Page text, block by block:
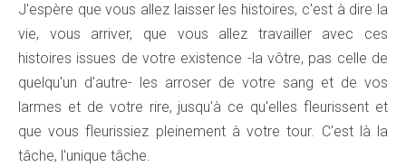
J'espère que vous allez laisser les histoires, c'est à dire la
vie, vous arriver, que vous allez travailler avec ces
histoires issues de votre existence -la vôtre, pas celle de
quelqu'un d'autre- les arroser de votre sang et de vos
larmes et de votre rire, jusqu'à ce qu'elles fleurissent et
que vous fleurissiez pleinement à votre tour. C'est là la
tâche, l'unique tâche.